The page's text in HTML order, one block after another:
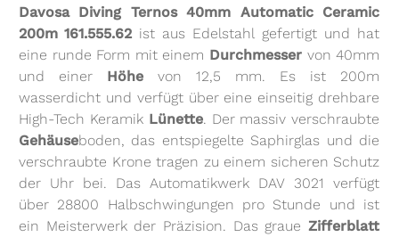
Davosa Diving Ternos 40mm Automatic Ceramic
200m 161.555.62 ist aus Edelstahl gefertigt und hat
eine runde Form mit einem Durchmesser von 40mm
und einer Höhe von 12,5 mm. Es ist 200m
wasserdicht und verfügt über eine einseitig drehbare
High-Tech Keramik Lünette. Der massiv verschraubte
Gehäuseboden, das entspiegelte Saphirglas und die
verschraubte Krone tragen zu einem sicheren Schutz
der Uhr bei. Das Automatikwerk DAV 3021 verfügt
über 28800 Halbschwingungen pro Stunde und ist
ein Meisterwerk der Präzision. Das graueZifferblatt